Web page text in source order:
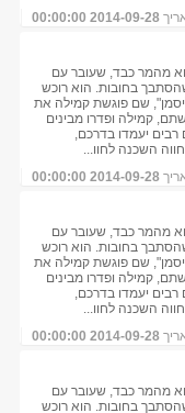
2014-09-28 00:00:00
מהמר כבד, שעובר עם
בחובות. הוא רוכש
שם פוגשת קמילה את
קמילה ופדרו מבינים
רבים יעמדו בדרכם,
השכנה לחוו...
2014-09-28 00:00:00
מהמר כבד, שעובר עם
בחובות. הוא רוכש
שם פוגשת קמילה את
קמילה ופדרו מבינים
רבים יעמדו בדרכם,
השכנה לחוו...
2014-09-28 00:00:00
מהמר כבד, שעובר עם
בחובות. הוא רוכש